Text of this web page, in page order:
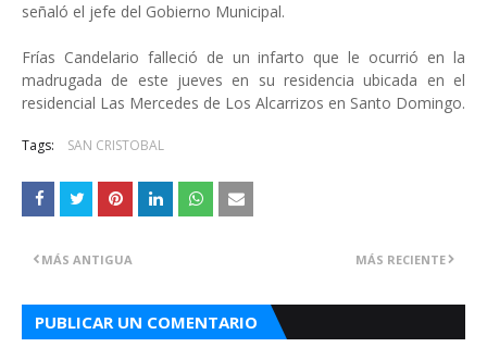
señaló el jefe del Gobierno Municipal.
Frías Candelario falleció de un infarto que le ocurrió en la
madrugada de este jueves en su residencia ubicada en el
residencial Las Mercedes de Los Alcarrizos en Santo Domingo.
Tags: SAN CRISTOBAL
MÁS RECIENTE
MÁS ANTIGUA
PUBLICAR UN COMENTARIO